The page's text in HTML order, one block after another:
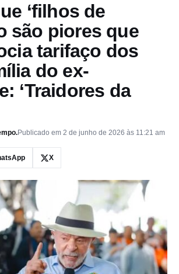
‘filhos de
são piores que
tarifaço dos
do ex-
‘Traidores da
Publicado em 2 de junho de 2026 às 11:21 am
X